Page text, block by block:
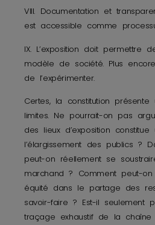
VIII. Documentation et
est accessible comme
IX. L’exposition doit permettre
modèle de société. Plus
de l’expérimenter.
Certes, la constitution
limites. Ne pourrait-on pas
des lieux d’exposition
l’élargissement des publics ?
peut-on réellement se
marchand ? Comment peut-
équité dans le partage des
savoir-faire ? Est-il seulement
traçage exhaustif de la